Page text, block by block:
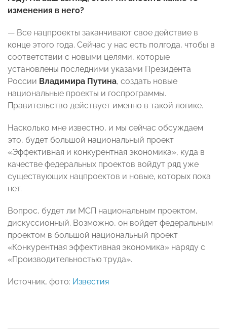
изменения в него?
— Все нацпроекты заканчивают свое действие в
конце этого года. Сейчас у нас есть полгода, чтобы в
соответствии с новыми целями, которые
установлены последними указами Президента
России Владимира Путина, создать новые
национальные проекты и госпрограммы.
Правительство действует именно в такой логике.
Насколько мне известно, и мы сейчас обсуждаем
это, будет большой национальный проект
«Эффективная и конкурентная экономика», куда в
качестве федеральных проектов войдут ряд уже
существующих нацпроектов и новые, которых пока
нет.
Вопрос, будет ли МСП национальным проектом,
дискуссионный. Возможно, он войдет федеральным
проектом в большой национальный проект
«Конкурентная эффективная экономика» наряду с
«Производительностью труда».
Источник, фото: Известия